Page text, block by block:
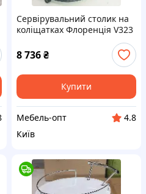
Сервірувальний столик на
коліщатках Флоренція V323
8 736₴
Купити
Мебель-опт
4.8
Київ